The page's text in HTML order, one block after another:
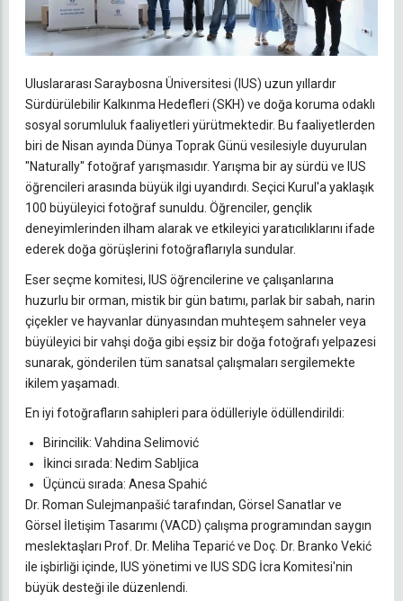
Uluslararası Saraybosna Üniversitesi (IUS) uzun yıllardır
Sürdürülebilir Kalkınma Hedefleri (SKH) ve doğa koruma odaklı
sosyal sorumluluk faaliyetleri yürütmektedir. Bu faaliyetlerden
biri de Nisan ayında Dünya Toprak Günü vesilesiyle duyurulan
"Naturally" fotoğraf yarışmasıdır. Yarışma bir ay sürdü ve IUS
öğrencileri arasında büyük ilgi uyandırdı. Seçici Kurul'a yaklaşık
100 büyüleyici fotoğraf sunuldu. Öğrenciler, gençlik
deneyimlerinden ilham alarak ve etkileyici yaratıcılıklarını ifade
ederek doğa görüşlerini fotoğraflarıyla sundular.
Eser seçme komitesi, IUS öğrencilerine ve çalışanlarına
huzurlu bir orman, mistik bir gün batımı, parlak bir sabah, narin
çiçekler ve hayvanlar dünyasından muhteşem sahneler veya
büyüleyici bir vahşi doğa gibi eşsiz bir doğa fotoğrafı yelpazesi
sunarak, gönderilen tüm sanatsal çalışmaları sergilemekte
ikilem yaşamadı.
En iyi fotoğrafların sahipleri para ödülleriyle ödüllendirildi:
Birincilik: Vahdina Selimović
İkinci sırada: Nedim Sabljica
Üçüncü sırada: Anesa Spahić
Dr. Roman Sulejmanpašić tarafından, Görsel Sanatlar ve
Görsel İletişim Tasarımı (VACD) çalışma programından saygın
meslektaşları Prof. Dr. Meliha Teparić ve Doç. Dr. Branko Vekić
ile işbirliği içinde, IUS yönetimi ve IUS SDG İcra Komitesi'nin
büyük desteği ile düzenlendi.